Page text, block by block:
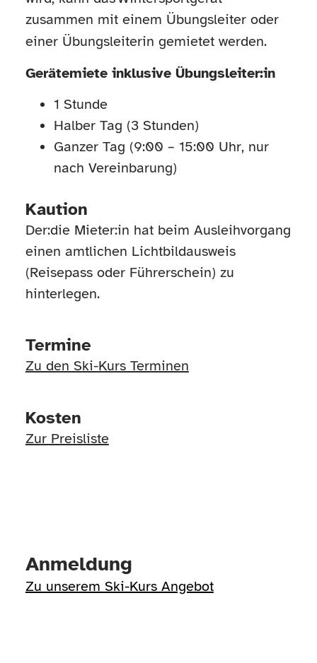
zusammen mit einem Übungsleiter oder
einer Übungsleiterin gemietet werden.
Gerätemiete inklusive Übungsleiter:in
1 Stunde
Halber Tag (3 Stunden)
Ganzer Tag (9:00 – 15:00 Uhr, nur
nach Vereinbarung)
Kaution
Der:die Mieter:in hat beim Ausleihvorgang
einen amtlichen Lichtbildausweis
(Reisepass oder Führerschein) zu
hinterlegen.
Termine
Zu den Ski-Kurs Terminen
Kosten
Zur Preisliste
Anmeldung
Zu unserem Ski-Kurs Angebot